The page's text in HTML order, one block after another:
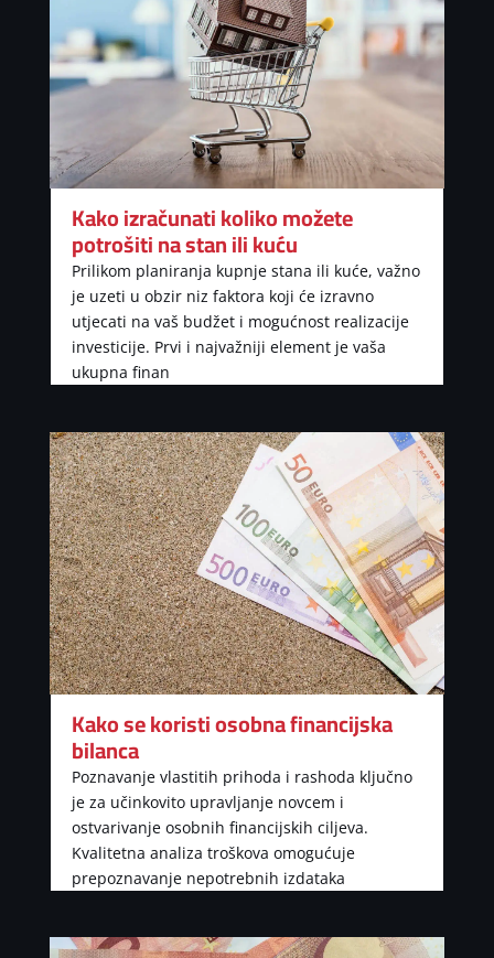
Kako izračunati koliko možete
potrošiti na stan ili kuću
Prilikom planiranja kupnje stana ili kuće, važno
je uzeti u obzir niz faktora koji će izravno
utjecati na vaš budžet i mogućnost realizacije
investicije. Prvi i najvažniji element je vaša
ukupna finan
Kako se koristi osobna financijska
bilanca
Poznavanje vlastitih prihoda i rashoda ključno
je za učinkovito upravljanje novcem i
ostvarivanje osobnih financijskih ciljeva.
Kvalitetna analiza troškova omogućuje
prepoznavanje nepotrebnih izdataka